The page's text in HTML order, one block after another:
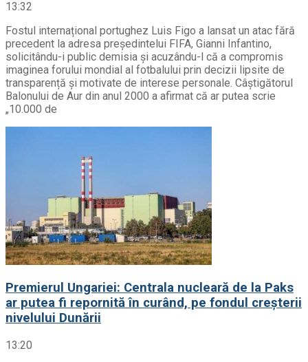
13:32
Fostul internațional portughez Luis Figo a lansat un atac fără
precedent la adresa președintelui FIFA, Gianni Infantino,
solicitându-i public demisia și acuzându-l că a compromis
imaginea forului mondial al fotbalului prin decizii lipsite de
transparență și motivate de interese personale. Câștigătorul
Balonului de Aur din anul 2000 a afirmat că ar putea scrie
„10.000 de
Premierul Ungariei: Centrala nucleară de la Paks
ar putea fi repornită în curând, pe fondul creșterii
nivelului Dunării
13:20